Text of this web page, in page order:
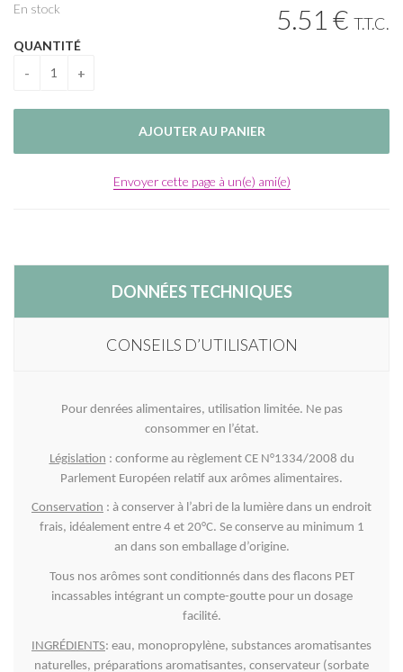
5.51 € T.T.C.
En stock
QUANTITÉ
Envoyer cette page à un(e) ami(e)
DONNÉES TECHNIQUES
CONSEILS D’UTILISATION
Pour denrées alimentaires, utilisation limitée. Ne pas
consommer en l’état.
Législation : conforme au règlement CE N°1334/2008 du
Parlement Européen relatif aux arômes alimentaires.
Conservation : à conserver à l’abri de la lumière dans un endroit
frais, idéalement entre 4 et 20°C. Se conserve au minimum 1
an dans son emballage d’origine.
Tous nos arômes sont conditionnés dans des flacons PET
incassables intégrant un compte-goutte pour un dosage
facilité.
INGRÉDIENTS: eau, monopropylène, substances aromatisantes
naturelles, préparations aromatisantes, conservateur (sorbate